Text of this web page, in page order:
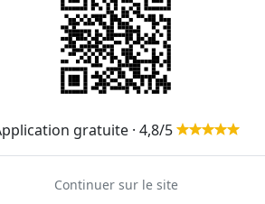
Voir les prochains passages
Voir les prochains passages
Voir les prochains passages
gratuite · 4,8/5
Continuer sur le site